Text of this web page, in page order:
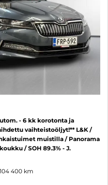
- 6 kk korotonta ja
vaihteistoöljyt!** L&K /
muistilla / Panorama
/ SOH 89.3% - J.
400 km